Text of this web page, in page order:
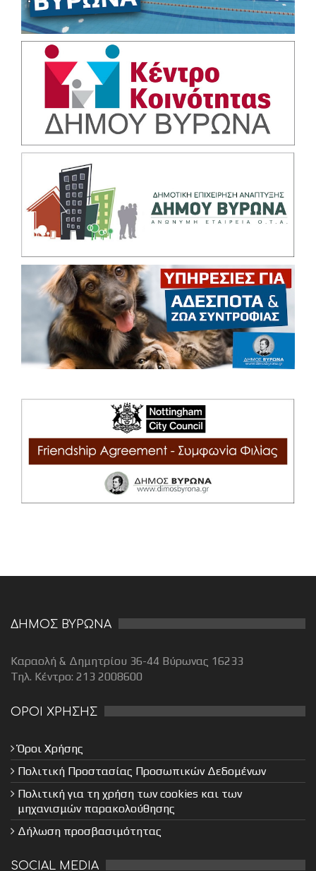
ΔΗΜΟΣ ΒΥΡΩΝΑ
Καραολή & Δημητρίου 36-44 Βύρωνας 16233
Τηλ. Κέντρο: 213 2008600
ΟΡΟΙ ΧΡΗΣΗΣ
Όροι Χρήσης
Πολιτική Προστασίας Προσωπικών Δεδομένων
Πολιτική για τη χρήση των cookies και των
μηχανισμών παρακολούθησης
Δήλωση προσβασιμότητας
SOCIAL MEDIA